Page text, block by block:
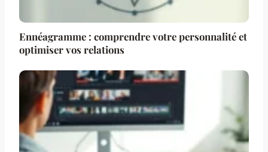
Ennéagramme : comprendre votre personnalité et
optimiser vos relations